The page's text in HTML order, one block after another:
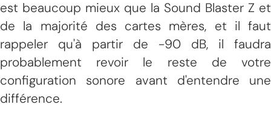
est beaucoup mieux que la Sound Blaster Z et
de la majorité des cartes mères, et il faut
rappeler qu'à partir de -90 dB, il faudra
probablement revoir le reste de votre
configuration sonore avant d'entendre une
différence.